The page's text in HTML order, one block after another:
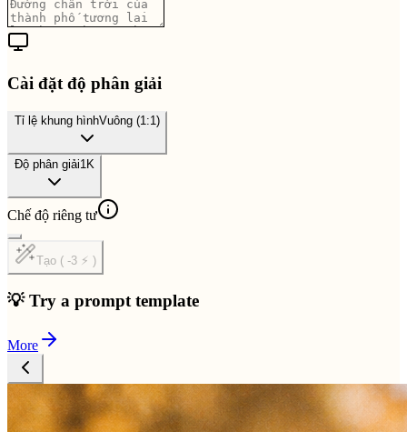
Cài đặt độ phân giải
Tỉ lệ khung hìnhVuông (1:1)
Độ phân giải1K
Chế độ riêng tư
Tạo ( -3 ⚡ )
💡 Try a prompt template
More